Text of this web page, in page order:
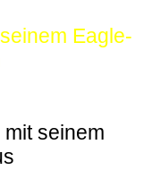
Eagle-
seinem